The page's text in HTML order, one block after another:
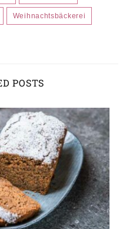
Weihnachtsbäckerei
POSTS